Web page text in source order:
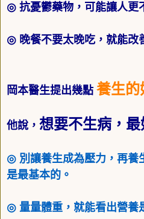
◎ 抗憂鬱藥物，可能讓人更
◎ 晚餐不要太晚吃，就能改
岡本醫生提出幾點 養生的
他說， 想要不生病，最
◎ 別讓養生成為壓力，再養
是最基本的。
◎ 量量體重，就能看出營養